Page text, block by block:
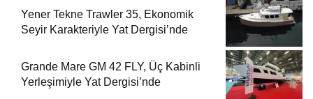
Yener Tekne Trawler 35, Ekonomik
Seyir Karakteriyle Yat Dergisi’nde
Grande Mare GM 42 FLY, Üç Kabinli
Yerleşimiyle Yat Dergisi’nde